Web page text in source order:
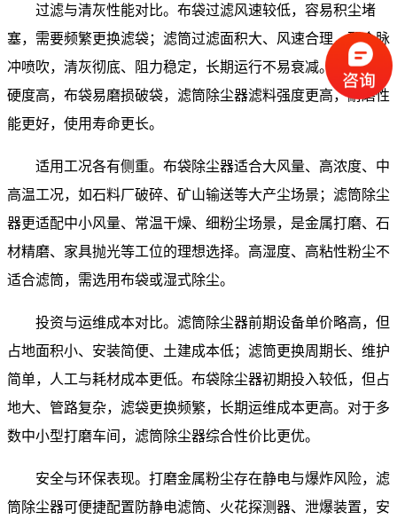
过滤与清灰性能对比。布袋过滤风速较低，容易积尘堵
塞，需要频繁更换滤袋；滤筒过滤面积大、风速合理，配合脉
冲喷吹，清灰彻底、阻力稳定，长期运行不易衰减。打磨粉尘
硬度高，布袋易磨损破袋，滤筒除尘器滤料强度更高，耐磨性
能更好，使用寿命更长。
适用工况各有侧重。布袋除尘器适合大风量、高浓度、中
高温工况，如石料厂破碎、矿山输送等大产尘场景；滤筒除尘
器更适配中小风量、常温干燥、细粉尘场景，是金属打磨、石
材精磨、家具抛光等工位的理想选择。高湿度、高粘性粉尘不
适合滤筒，需选用布袋或湿式除尘。
投资与运维成本对比。滤筒除尘器前期设备单价略高，但
占地面积小、安装简便、土建成本低；滤筒更换周期长、维护
简单，人工与耗材成本更低。布袋除尘器初期投入较低，但占
地大、管路复杂，滤袋更换频繁，长期运维成本更高。对于多
数中小型打磨车间，滤筒除尘器综合性价比更优。
安全与环保表现。打磨金属粉尘存在静电与爆炸风险，滤
筒除尘器可便捷配置防静电滤筒、火花探测器、泄爆装置，安